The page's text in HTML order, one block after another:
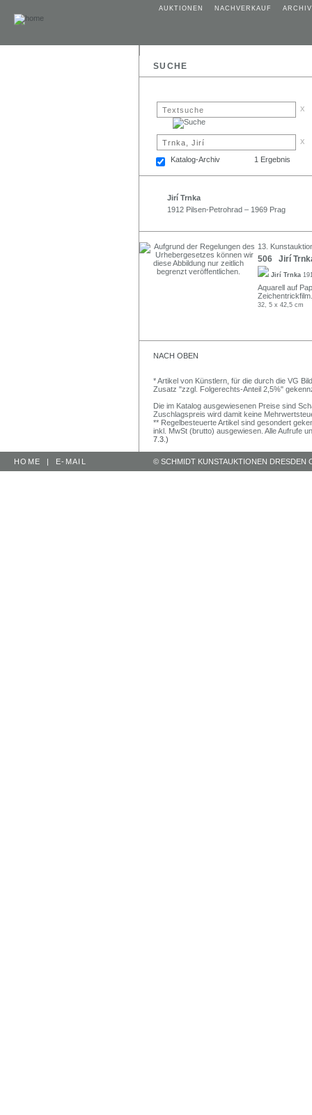
AUKTIONEN NACHVERKAUF ARCHIV
SUCHE
x
x
Katalog-Archiv 1 Ergebnis
Jirí Trnka
1912 Pilsen-Petrohrad – 1969 Prag
13.
506 Jirí
Jirí Trnka
Aquarell auf
32, 5 x 42,5 cm
NACH OBEN
* Artikel von Künstlern, für die durch die VG
Zusatz "zzgl. Folgerechts-Anteil 2,5%"
Die im Katalog ausgewiesenen Preise sind
Zuschlagspreis wird damit keine
** Regelbesteuerte Artikel sind gesondert
inkl. MwSt (brutto) ausgewiesen. Alle Aufrufe
7.3.)
HOME | E-MAIL © SCHMIDT KUNSTAUKTIONEN DRESDEN